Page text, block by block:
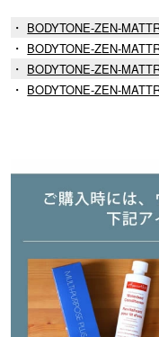
・ BODYTONE-ZEN-
・ BODYTONE-ZEN-
・ BODYTONE-ZEN-
・ BODYTONE-ZEN-